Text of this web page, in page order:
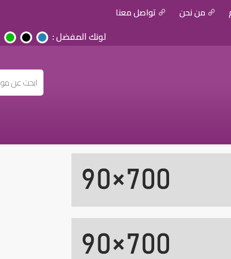
من نحن تواصل معنا
لونك المفضل :